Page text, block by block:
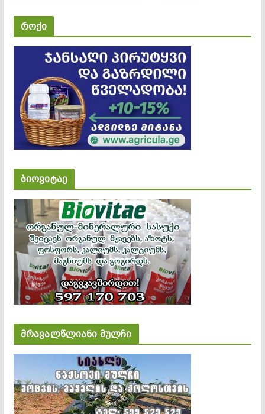
როქი
ბიოვიტაე
მრავალწლიანი მულჩი